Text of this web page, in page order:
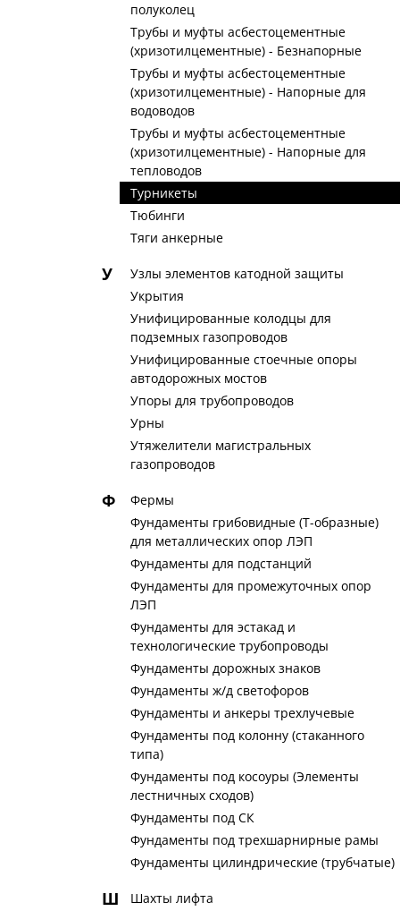
полуколец
Трубы и муфты асбестоцементные
(хризотилцементные) - Безнапорные
Трубы и муфты асбестоцементные
(хризотилцементные) - Напорные для
водоводов
Трубы и муфты асбестоцементные
(хризотилцементные) - Напорные для
тепловодов
Турникеты
Тюбинги
Тяги анкерные
У
Узлы элементов катодной защиты
Укрытия
Унифицированные колодцы для
подземных газопроводов
Унифицированные стоечные опоры
автодорожных мостов
Упоры для трубопроводов
Урны
Утяжелители магистральных
газопроводов
Ф
Фермы
Фундаменты грибовидные (Т-образные)
для металлических опор ЛЭП
Фундаменты для подстанций
Фундаменты для промежуточных опор
ЛЭП
Фундаменты для эстакад и
технологические трубопроводы
Фундаменты дорожных знаков
Фундаменты ж/д светофоров
Фундаменты и анкеры трехлучевые
Фундаменты под колонну (стаканного
типа)
Фундаменты под косоуры (Элементы
лестничных сходов)
Фундаменты под СК
Фундаменты под трехшарнирные рамы
Фундаменты цилиндрические (трубчатые)
Ш
Шахты лифта